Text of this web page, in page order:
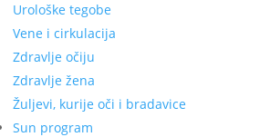
Urološke tegobe
Vene i cirkulacija
Zdravlje očiju
Zdravlje žena
Žuljevi, kurije oči i bradavice
Sun program